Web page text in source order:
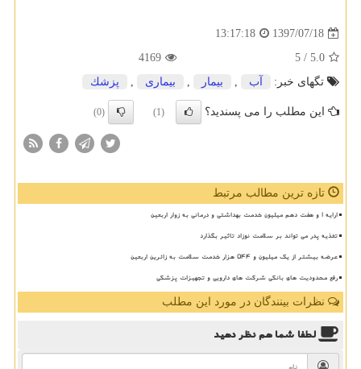
1397/07/18
13:17:18
5.0
/ 5
4169
تگهای خبر:
آب , بیمار , بیماری , پزشك
این مطلب را می پسندید؟ (1)
(0)
تازه ترین مطالب مرتبط
ارایه ۱ و هفت دهم میلیون خدمت بهداشتی و درمانی به زوار اربعین
تغذیه پدر می تواند بر سلامت نوزاد تاثیر بگذارد
عرضه بیشتر از یک میلیون و ۵۴۴ هزار خدمت سلامت به زائرین اربعین
رفع محدودیت های بانکی شرکت های دارویی و تجهیزات پزشکی
نظرات بینندگان در مورد این مطلب
لطفا شما همنظر دهید